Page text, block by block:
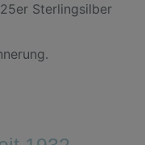
Sterlingsilber